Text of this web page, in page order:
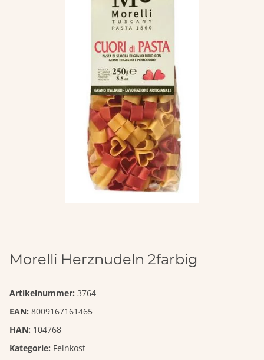
Morelli Herznudeln 2farbig
Artikelnummer: 3764
EAN: 8009167161465
HAN: 104768
Kategorie: Feinkost